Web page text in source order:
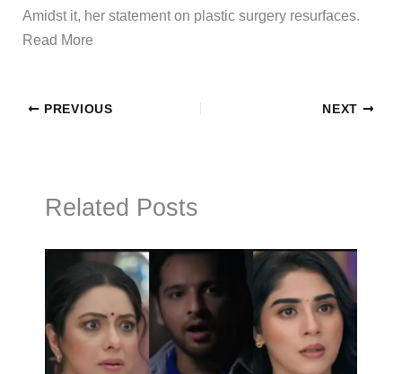
Amidst it, her statement on plastic surgery resurfaces. ​
Read More
PREVIOUS NEXT
Related Posts